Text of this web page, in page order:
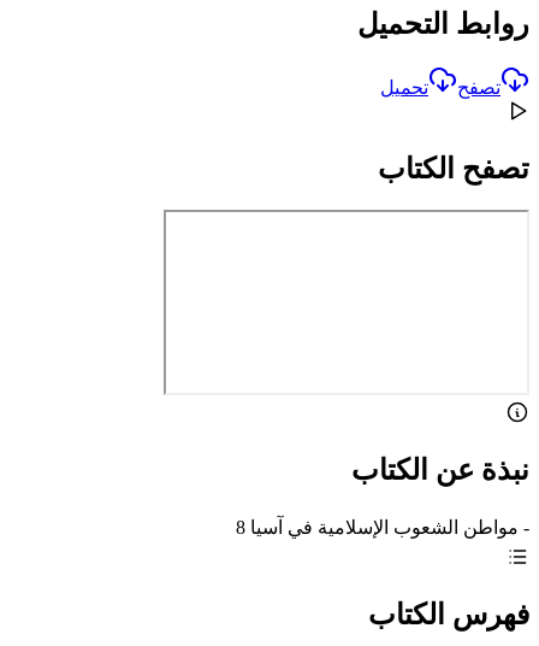
روابط التحميل
تصفح تحميل
تصفح الكتاب
نبذة عن الكتاب
- مواطن الشعوب الإسلامية في آسيا 8
فهرس الكتاب